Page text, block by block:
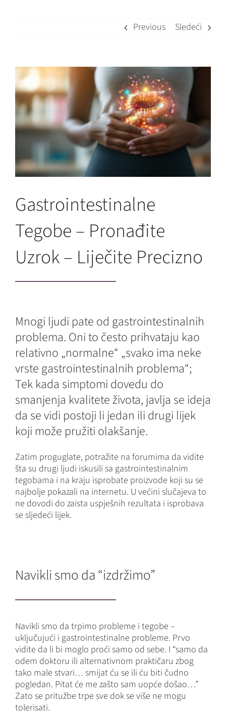
Previous Sledeći
View
Larger
Image
Gastrointestinalne
Tegobe – Pronađite
Uzrok – Liječite Precizno
Mnogi ljudi pate od gastrointestinalnih
problema. Oni to često prihvataju kao
relativno „normalne“ „svako ima neke
vrste gastrointestinalnih problema“;
Tek kada simptomi dovedu do
smanjenja kvalitete života, javlja se ideja
da se vidi postoji li jedan ili drugi lijek
koji može pružiti olakšanje.
Zatim proguglate, potražite na forumima da vidite
šta su drugi ljudi iskusili sa gastrointestinalnim
tegobama i na kraju isprobate proizvode koji su se
najbolje pokazali na internetu. U većini slučajeva to
ne dovodi do zaista uspješnih rezultata i isprobava
se sljedeći lijek.
Navikli smo da “izdržimo”
Navikli smo da trpimo probleme i tegobe –
uključujući i gastrointestinalne probleme. Prvo
vidite da li bi moglo proći samo od sebe. I “samo da
odem doktoru ili alternativnom praktičaru zbog
tako male stvari… smijat ću se ili ću biti čudno
pogledan. Pitat će me zašto sam uopće došao…”
Zato se pritužbe trpe sve dok se više ne mogu
tolerisati.